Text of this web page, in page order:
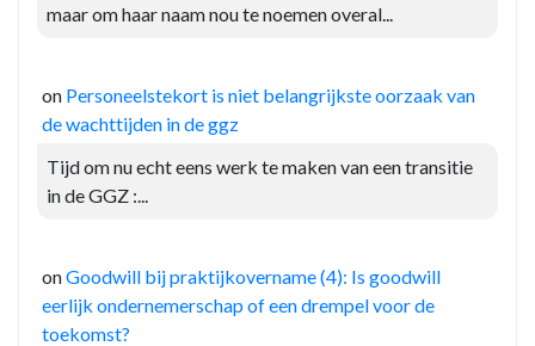
maar om haar naam nou te noemen overal...
on Personeelstekort is niet belangrijkste oorzaak van
de wachttijden in de ggz
Tijd om nu echt eens werk te maken van een transitie
in de GGZ :...
onGoodwill bij praktijkovername (4): Is goodwill
eerlijk ondernemerschap of een drempel voor de
toekomst?